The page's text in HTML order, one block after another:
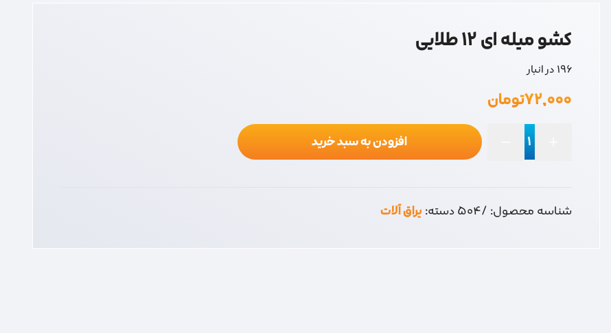
کشو میله ای 12 طلایی
196 در انبار
۷۲,۰۰۰تومان
12
افزودن به سبد خرید
شناسه محصول: /504 دسته: یراق آلات